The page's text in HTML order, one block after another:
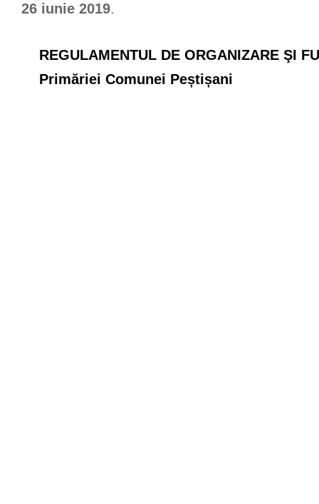
26 iunie 2019.
REGULAMENTUL DE ORGANIZARE ŞI
Primăriei Comunei Peștișani